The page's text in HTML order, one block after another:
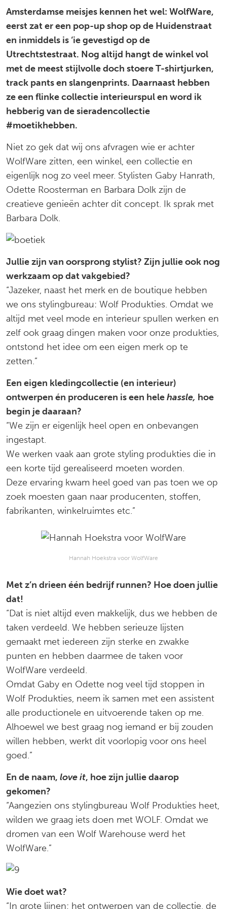
Amsterdamse meisjes kennen het wel: WolfWare,
eerst zat er een pop-up shop op de Huidenstraat
en inmiddels is ‘ie gevestigd op de
Utrechtstestraat. Nog altijd hangt de winkel vol
met de meest stijlvolle doch stoere T-shirtjurken,
track pants en slangenprints. Daarnaast hebben
ze een flinke collectie interieurspul en word ik
hebberig van de sieradencollectie
#moetikhebben.
Niet zo gek dat wij ons afvragen wie er achter
WolfWare zitten, een winkel, een collectie en
eigenlijk nog zo veel meer. Stylisten Gaby Hanrath,
Odette Roosterman en Barbara Dolk zijn de
creatieve genieën achter dit concept. Ik sprak met
Barbara Dolk.
Jullie zijn van oorsprong stylist? Zijn jullie ook nog
werkzaam op dat vakgebied?
“Jazeker, naast het merk en de boutique hebben
we ons stylingbureau: Wolf Produkties. Omdat we
altijd met veel mode en interieur spullen werken en
zelf ook graag dingen maken voor onze produkties,
ontstond het idee om een eigen merk op te
zetten.”
Een eigen kledingcollectie (en interieur)
ontwerpen én produceren is een helehassle, hoe
begin je daaraan?
“We zijn er eigenlijk heel open en onbevangen
ingestapt.
We werken vaak aan grote styling produkties die in
een korte tijd gerealiseerd moeten worden.
Deze ervaring kwam heel goed van pas toen we op
zoek moesten gaan naar producenten, stoffen,
fabrikanten, winkelruimtes etc.”
Hannah Hoekstra voor WolfWare
Met z’n drieen één bedrijf runnen? Hoe doen jullie
dat!
“Dat is niet altijd even makkelijk, dus we hebben de
taken verdeeld. We hebben serieuze lijsten
gemaakt met iedereen zijn sterke en zwakke
punten en hebben daarmee de taken voor
WolfWare verdeeld.
Omdat Gaby en Odette nog veel tijd stoppen in
Wolf Produkties, neem ik samen met een assistent
alle productionele en uitvoerende taken op me.
Alhoewel we best graag nog iemand er bij zouden
willen hebben, werkt dit voorlopig voor ons heel
goed.”
En de naam, love it, hoe zijn jullie daarop
gekomen?
“Aangezien ons stylingbureau Wolf Produkties heet,
wilden we graag iets doen met WOLF. Omdat we
dromen van een Wolf Warehouse werd het
WolfWare.”
Wie doet wat?
“In grote lijnen; het ontwerpen van de collectie, de